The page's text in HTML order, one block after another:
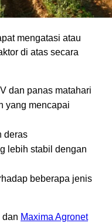
mengatasi atau
di atas secara
dan panas matahari
yang mencapai
deras
lebih stabil dengan
beberapa jenis
dan Maxima Agronet